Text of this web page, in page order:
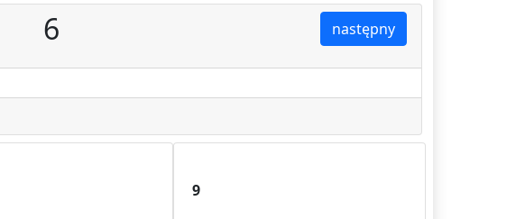
następny
6
9